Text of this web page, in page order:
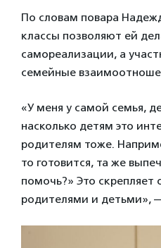
По словам повара
классы позволяют ей
самореализации, а
семейные
«У меня у самой семья,
насколько детям это
родителям тоже.
то готовится, та же
помочь?» Это
родителями и детьми»,